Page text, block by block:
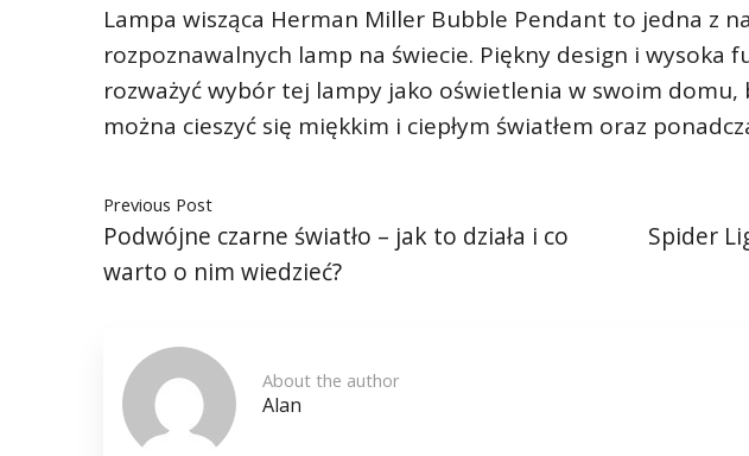
Lampa wisząca Herman Miller Bubble Pendant to jedna z
rozpoznawalnych lamp na świecie. Piękny design i wysoka
rozważyć wybór tej lampy jako oświetlenia w swoim domu,
można cieszyć się miękkim i ciepłym światłem oraz
Previous Post
Podwójne czarne światło – jak to działa i co
warto o nim wiedzieć?
Spider
About the author
Alan